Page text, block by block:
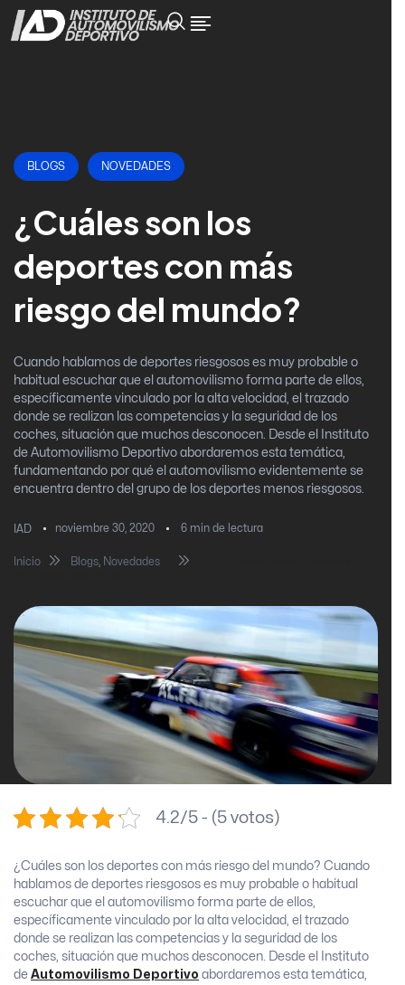
BLOGS NOVEDADES
¿Cuáles son los
deportes con más
riesgo del mundo?
Cuando hablamos de deportes riesgosos es muy probable o
habitual escuchar que el automovilismo forma parte de ellos,
específicamente vinculado por la alta velocidad, el trazado
donde se realizan las competencias y la seguridad de los
coches, situación que muchos desconocen. Desde el Instituto
de Automovilismo Deportivo abordaremos esta temática,
fundamentando por qué el automovilismo evidentemente se
encuentra dentro del grupo de los deportes menos riesgosos.
IAD noviembre 30, 2020 6 min de lectura
Inicio Blogs, Novedades
4.2/5 - (5 votos)
¿Cuáles son los deportes con más riesgo del mundo? Cuando
hablamos de deportes riesgosos es muy probable o habitual
escuchar que el automovilismo forma parte de ellos,
específicamente vinculado por la alta velocidad, el trazado
donde se realizan las competencias y la seguridad de los
coches, situación que muchos desconocen. Desde el Instituto
de Automovilismo Deportivo abordaremos esta temática,